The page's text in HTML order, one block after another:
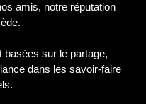
amis, notre réputation
basées sur le partage,
dans les savoir-faire